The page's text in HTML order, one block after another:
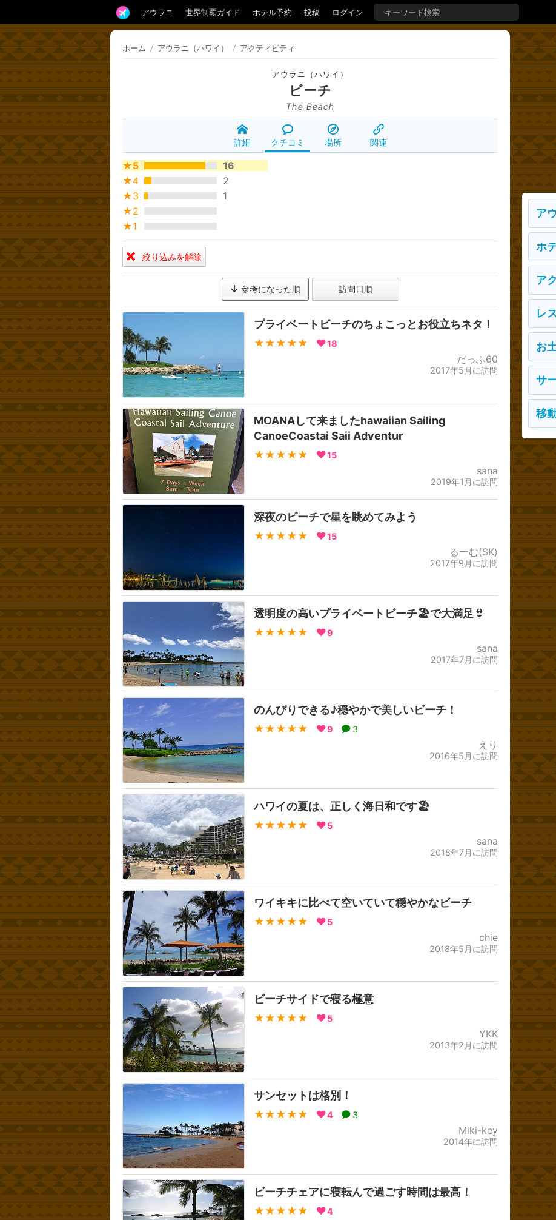
アウラニ 世界制覇ガイド ホテル予約 投稿 ログイン
ホーム / アウラニ（ハワイ） / アクティビティ
アウラニ（ハワイ）
ビーチ
The Beach
詳細 クチコミ 場所 関連
★5
16
★4
2
★3
1
★2
★1
絞り込みを解除
参考になった順 訪問日順
プライベートビーチのちょこっとお役立ちネタ！
★★★★★ 18
だっふ60
2017年5月に訪問
MOANAして来ましたhawaiian Sailing
CanoeCoastai Saii Adventur
★★★★★ 15
sana
2019年1月に訪問
深夜のビーチで星を眺めてみよう
★★★★★ 15
るーむ(SK)
2017年9月に訪問
透明度の高いプライベートビーチ🏖で大満足👙
★★★★★ 9
sana
2017年7月に訪問
のんびりできる♪穏やかで美しいビーチ！
★★★★★ 9 3
えり
2016年5月に訪問
ハワイの夏は、正しく海日和です🏖
★★★★★ 5
sana
2018年7月に訪問
ワイキキに比べて空いていて穏やかなビーチ
★★★★★ 5
chie
2018年5月に訪問
ビーチサイドで寝る極意
★★★★★ 5
YKK
2013年2月に訪問
サンセットは格別！
★★★★★ 4 3
Miki-key
2014年に訪問
ビーチチェアに寝転んで過ごす時間は最高！
★★★★★ 4
ア
ホ
ア
レ
お
サ
移